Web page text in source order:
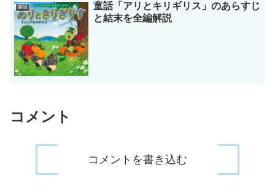
童話
童話「アリとキリギリス」のあらすじ
と結末を全編解説
コメント
コメントを書き込む